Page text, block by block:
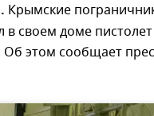
Крымские
в своем доме пистолет
Об этом сообщает